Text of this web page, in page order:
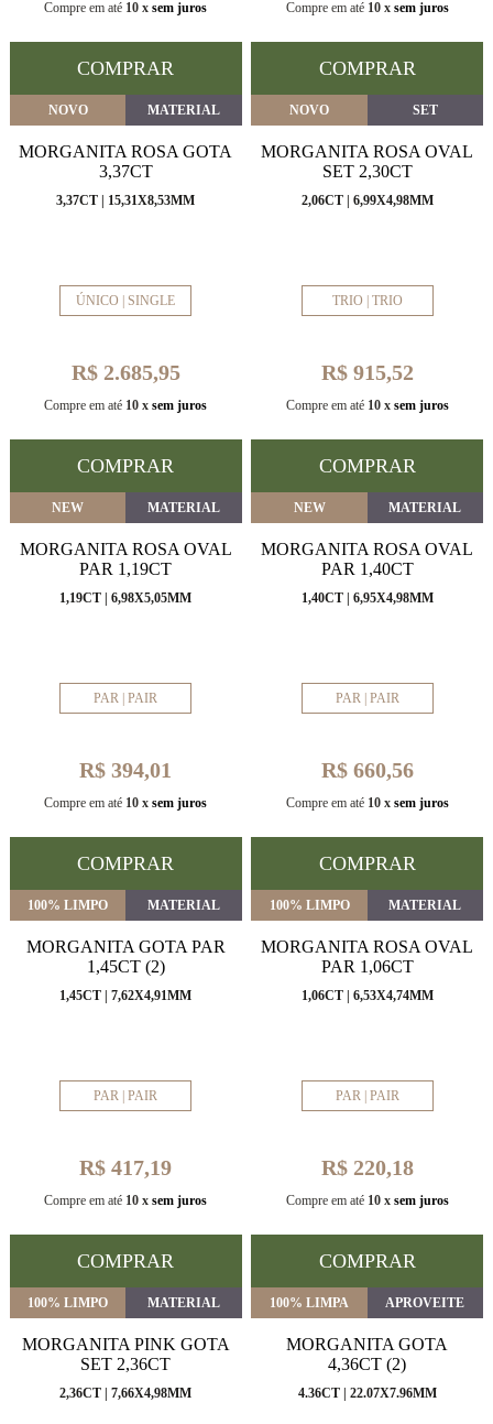
Compre em até 10 x sem juros
COMPRAR
Compre em até 10 x sem juros
COMPRAR
NOVO MATERIAL
MORGANITA ROSA GOTA
3,37CT
3,37CT | 15,31X8,53MM
ÚNICO | SINGLE
R$ 2.685,95
Compre em até 10 x sem juros
COMPRAR
NOVO SET
MORGANITA ROSA OVAL
SET 2,30CT
2,06CT | 6,99X4,98MM
TRIO | TRIO
R$ 915,52
Compre em até 10 x sem juros
COMPRAR
NEW MATERIAL
MORGANITA ROSA OVAL
PAR 1,19CT
1,19CT | 6,98X5,05MM
PAR | PAIR
R$ 394,01
Compre em até 10 x sem juros
COMPRAR
NEW MATERIAL
MORGANITA ROSA OVAL
PAR 1,40CT
1,40CT | 6,95X4,98MM
PAR | PAIR
R$ 660,56
Compre em até 10 x sem juros
COMPRAR
100% LIMPO MATERIAL
MORGANITA GOTA PAR
1,45CT (2)
1,45CT | 7,62X4,91MM
PAR | PAIR
R$ 417,19
Compre em até 10 x sem juros
COMPRAR
100% LIMPO MATERIAL
MORGANITA ROSA OVAL
PAR 1,06CT
1,06CT | 6,53X4,74MM
PAR | PAIR
R$ 220,18
Compre em até 10 x sem juros
COMPRAR
100% LIMPO MATERIAL
MORGANITA PINK GOTA
SET 2,36CT
2,36CT | 7,66X4,98MM
100% LIMPA APROVEITE
MORGANITA GOTA
4,36CT (2)
4.36CT | 22.07X7.96MM